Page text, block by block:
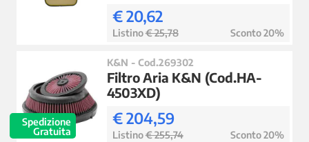
€ 20,62
Listino€ 25,78 Sconto 20%
Spedizione
Gratuita
K&N - Cod.269302
Filtro Aria K&N (Cod.HA-
4503XD)
€ 204,59
Listino€ 255,74 Sconto 20%